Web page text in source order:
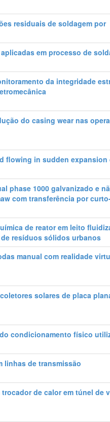
residuais de soldagem por
em processo de
da integridade
do casing wear nas
flowing in sudden expansion
phase 1000 galvanizado e
com transferência por
de reator em leito
resíduos sólidos urbanos
manual com realidade
solares de placa
condicionamento físico
linhas de transmissão
de calor em túnel de